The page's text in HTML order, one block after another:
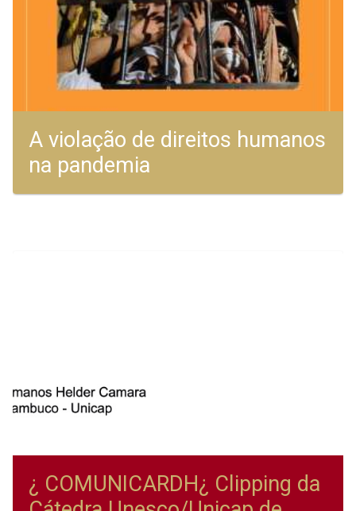
A violação de direitos humanos
na pandemia
¿ COMUNICARDH¿ Clipping da